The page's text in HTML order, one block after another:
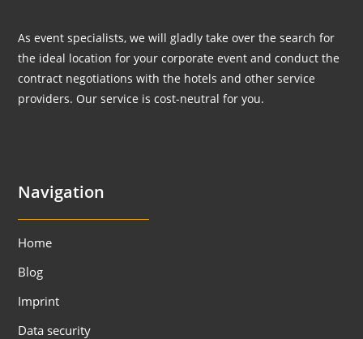
As event specialists, we will gladly take over the search for
the ideal location for your corporate event and conduct the
contract negotiations with the hotels and other service
providers. Our service is cost-neutral for you.
Navigation
Home
Blog
Imprint
Data security